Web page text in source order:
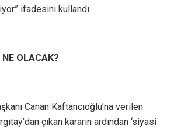
ifadesini kullandı.
OLACAK?
Canan Kaftancıoğlu’na verilen
çıkan kararın ardından ‘siyasi